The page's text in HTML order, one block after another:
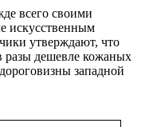
всего своими
искусственным
утверждают, что
разы дешевле кожаных
западной